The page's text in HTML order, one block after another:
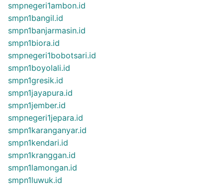
smpnegeri1ambon.id
smpn1bangil.id
smpn1banjarmasin.id
smpn1biora.id
smpnegeri1bobotsari.id
smpn1boyolali.id
smpn1gresik.id
smpn1jayapura.id
smpn1jember.id
smpnegeri1jepara.id
smpn1karanganyar.id
smpn1kendari.id
smpn1kranggan.id
smpn1lamongan.id
smpn1luwuk.id